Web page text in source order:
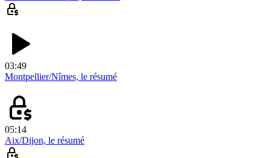
03:49
Montpellier/Nîmes, le résumé
05:14
Aix/Dijon, le résumé